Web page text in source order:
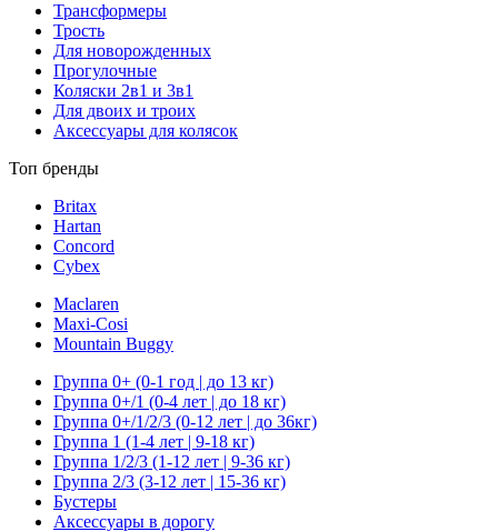
Трансформеры
Трость
Для новорожденных
Прогулочные
Коляски 2в1 и 3в1
Для двоих и троих
Аксессуары для колясок
Топ бренды
Britax
Hartan
Concord
Cybex
Maclaren
Maxi-Cosi
Mountain Buggy
Группа 0+ (0-1 год | до 13 кг)
Группа 0+/1 (0-4 лет | до 18 кг)
Группа 0+/1/2/3 (0-12 лет | до 36кг)
Группа 1 (1-4 лет | 9-18 кг)
Группа 1/2/3 (1-12 лет | 9-36 кг)
Группа 2/3 (3-12 лет | 15-36 кг)
Бустеры
Аксессуары в дорогу